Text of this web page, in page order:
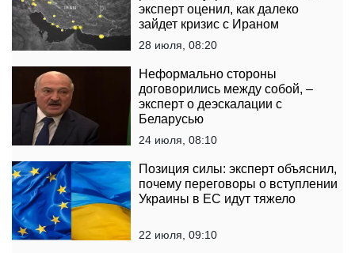
эксперт оценил, как далеко
зайдет кризис с Ираном
28 июля, 08:20
Неформально стороны
договорились между собой, –
эксперт о деэскалации с
Беларусью
24 июля, 08:10
Позиция силы: эксперт объяснил,
почему переговоры о вступлении
Украины в ЕС идут тяжело
22 июля, 09:10